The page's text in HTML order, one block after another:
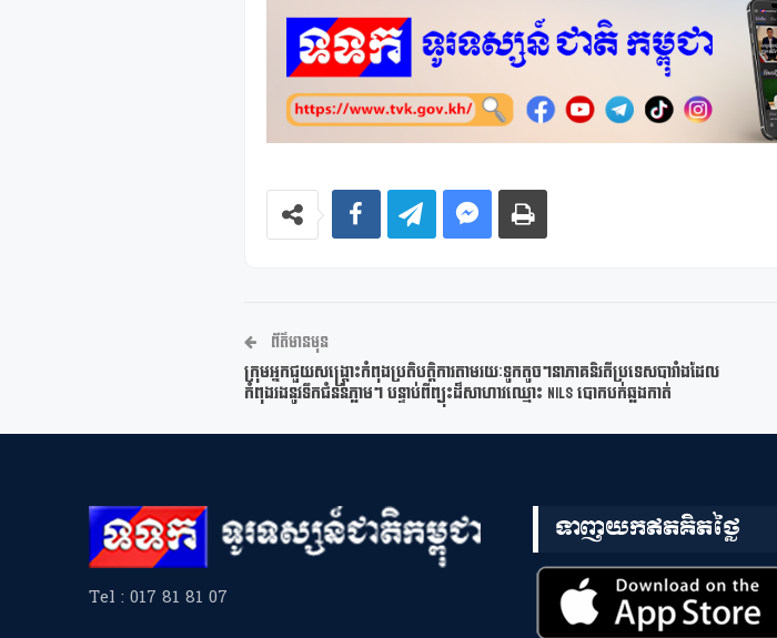
ព័ត៌មានមុន
ក្រុមអ្នកជួយសង្គ្រោះកំពុងប្រតិបត្តិការតាមរយៈទូកតូចៗនាភាគនិរតីប្រទេសបារាំងដែល
កំពុងរងនូវទឹកជំនន់ភ្លាមៗ បន្ទាប់ពីព្យុះដ៏សាហាវឈ្មោះ Nils បោកបក់ឆ្លងកាត់
Tel : 017 81 81 07
ទាញយកឥតគិតថ្លៃ